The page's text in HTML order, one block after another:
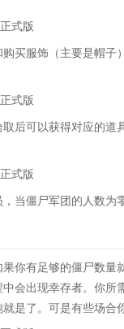
买服饰（主要是帽子）
后可以获得对应的道
当僵尸军团的人数为
有足够的僵尸数量
会出现幸存者。你
是了。可是有些场合